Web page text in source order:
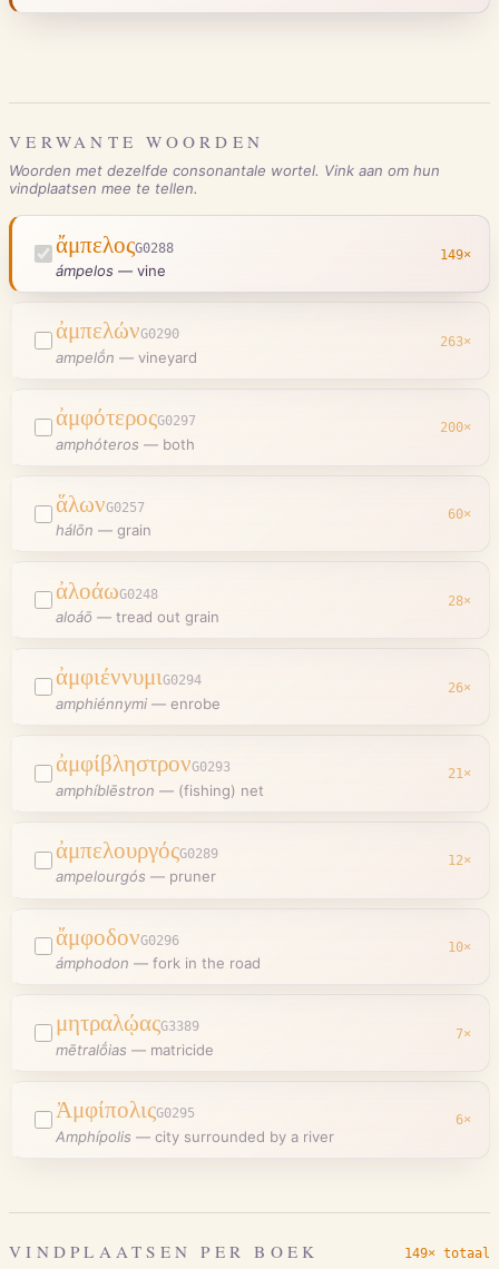
VERWANTE WOORDEN
Woorden met dezelfde consonantale wortel. Vink aan om hun
vindplaatsen mee te tellen.
ἄμπελοςG0288
ámpelos — vine
149×
ἀμπελώνG0290
ampelṓn — vineyard
263×
ἀμφότεροςG0297
amphóteros — both
200×
ἅλωνG0257
hálōn — grain
60×
ἀλοάωG0248
aloáō — tread out grain
28×
ἀμφιέννυμιG0294
amphiénnymi — enrobe
26×
ἀμφίβληστρονG0293
amphíblēstron — (fishing) net
21×
ἀμπελουργόςG0289
ampelourgós — pruner
12×
ἄμφοδονG0296
ámphodon — fork in the road
10×
μητραλῴαςG3389
mētralṓias — matricide
7×
ἈμφίπολιςG0295
Amphípolis — city surrounded by a river
6×
VINDPLAATSEN PER BOEK 149× totaal